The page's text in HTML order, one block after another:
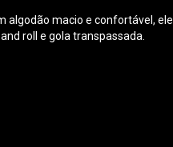
algodão macio e confortável, ele
roll e gola transpassada.